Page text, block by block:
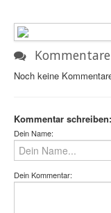
Noch keine
Kommentar schreiben:
Dein Name:
Dein Kommentar: